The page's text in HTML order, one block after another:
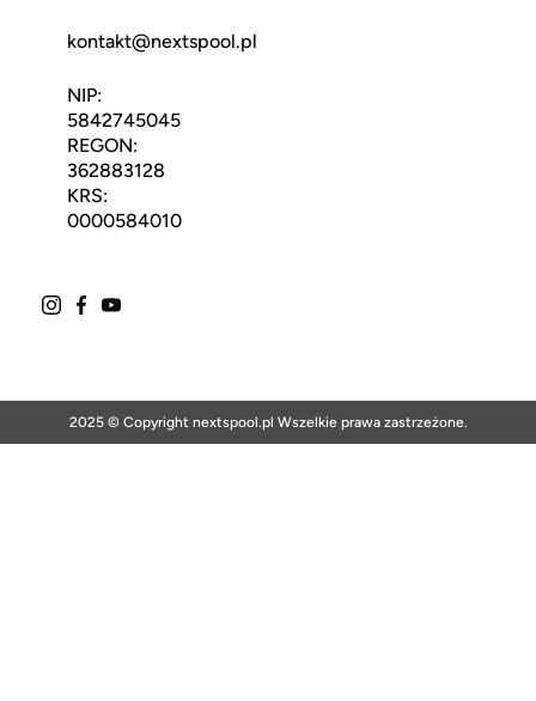
kontakt@nextspool.pl
NIP:
5842745045
REGON:
362883128
KRS:
0000584010